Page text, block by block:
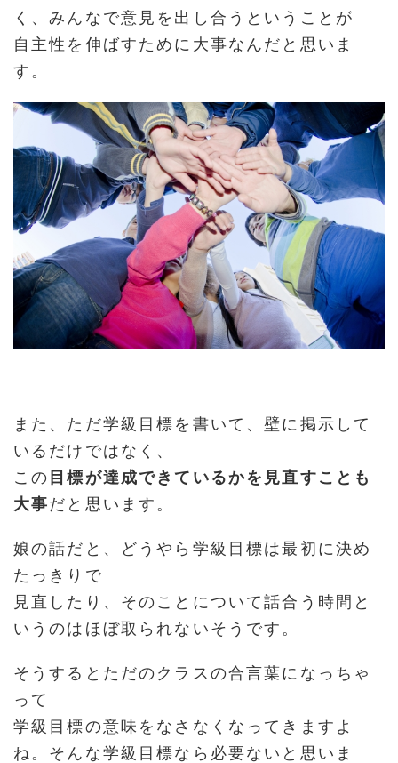
く、みんなで意見を出し合うということが
自主性を伸ばすために大事なんだと思いま
す。
また、ただ学級目標を書いて、壁に掲示して
いるだけではなく、
この 目標が達成できているかを見直すことも
大事だと思います。
娘の話だと、どうやら学級目標は最初に決め
たっきりで
見直したり、そのことについて話合う時間と
いうのはほぼ取られないそうです。
そうするとただのクラスの合言葉になっちゃ
って
学級目標の意味をなさなくなってきますよ
ね。そんな学級目標なら必要ないと思いま